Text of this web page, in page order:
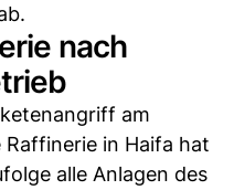
nach
am
in Haifa hat
alle Anlagen des